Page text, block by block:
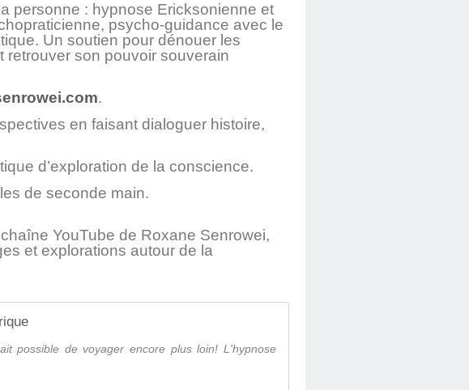
personne : hypnose Ericksonienne et
psycho-guidance avec le
Un soutien pour dénouer les
son pouvoir souverain
.
en faisant dialoguer histoire,
d’exploration de la conscience.
de seconde main.
YouTube de Roxane Senrowei,
et explorations autour de la
possible de voyager encore plus loin! L'hypnose